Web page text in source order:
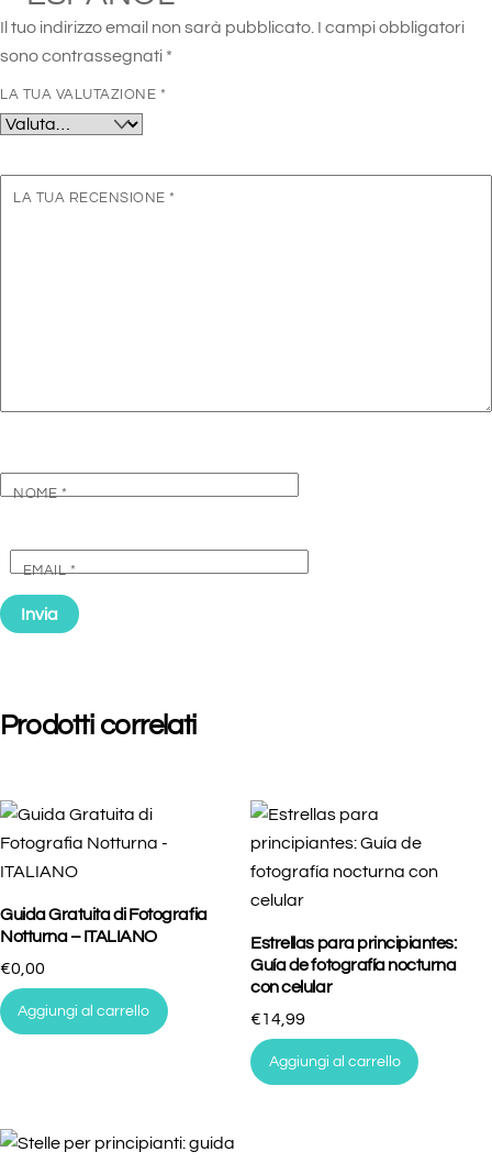
Il tuo indirizzo email non sarà pubblicato. I campi obbligatori
sono contrassegnati *
LA TUA VALUTAZIONE *
LA TUA RECENSIONE*
NOME*
EMAIL*
Prodotti correlati
Guida Gratuita di Fotografia
Notturna – ITALIANO
€0,00
Aggiungi al carrello
Estrellas para principiantes:
Guía de fotografía nocturna
con celular
€14,99
Aggiungi al carrello